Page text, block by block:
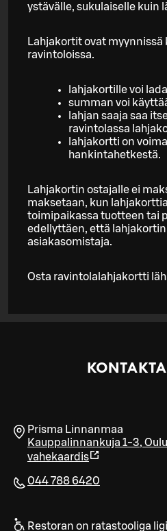
ystävälle, sukulaiselle kuin
Lahjakortit ovat myynnissä
ravintoloissa.
lahjakortille voi
summan voi
lahjan saaja saa
ravintolassa
lahjakortti on
hankintahetkestä.
Lahjakortin ostajalle ei
maksetaan, kun
toimipaikassa tuotteen tai
edellyttäen, että
asiakasomistaja.
Osta ravintolalahjakortti
Prisma Linnanmaa
Kauppalinnankuja 1-3, Oulu
vahekaardis
044 788 6420
Restoran on ratastooliga